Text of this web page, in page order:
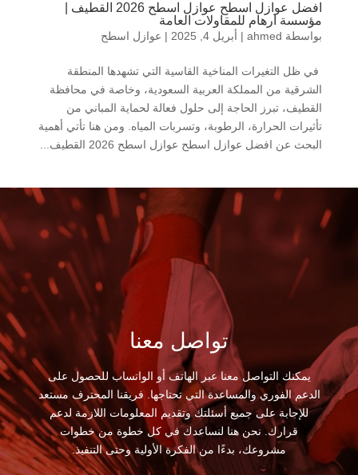
افضل عوازل اسطح عوازل اسطح 2026 القطيف |
مؤسسة ارهام للمقاولات العامة
بواسطة ahmed
| أبريل 4, 2025 | عوازل اسطح
في ظل التغيرات المناخية القاسية التي تشهدها المنطقة
الشرقية من المملكة العربية السعودية، وخاصة في محافظة
القطيف، تبرز الحاجة إلى حلول فعالة لحماية المباني من
تأثيرات الحرارة، الرطوبة، وتسربات المياه. ومن هنا تأتي أهمية
البحث عن افضل عوازل اسطح عوازل اسطح 2026 القطيف...
تواصل معنا
يمكنك التواصل معنا عبر الهاتف أو الواتساب للحصول على
الدعم الفوري والمساعدة التي تحتاجها. فريقنا المحترف مستعد
للإجابة على جميع أسئلتك وتقديم المعلومات اللازمة لدعم
قرارك. نحن هنا لنساعدك في كل خطوة من خطوات
مشروعك، بدءًا من الفكرة الأولية وحتى التنفيذ.